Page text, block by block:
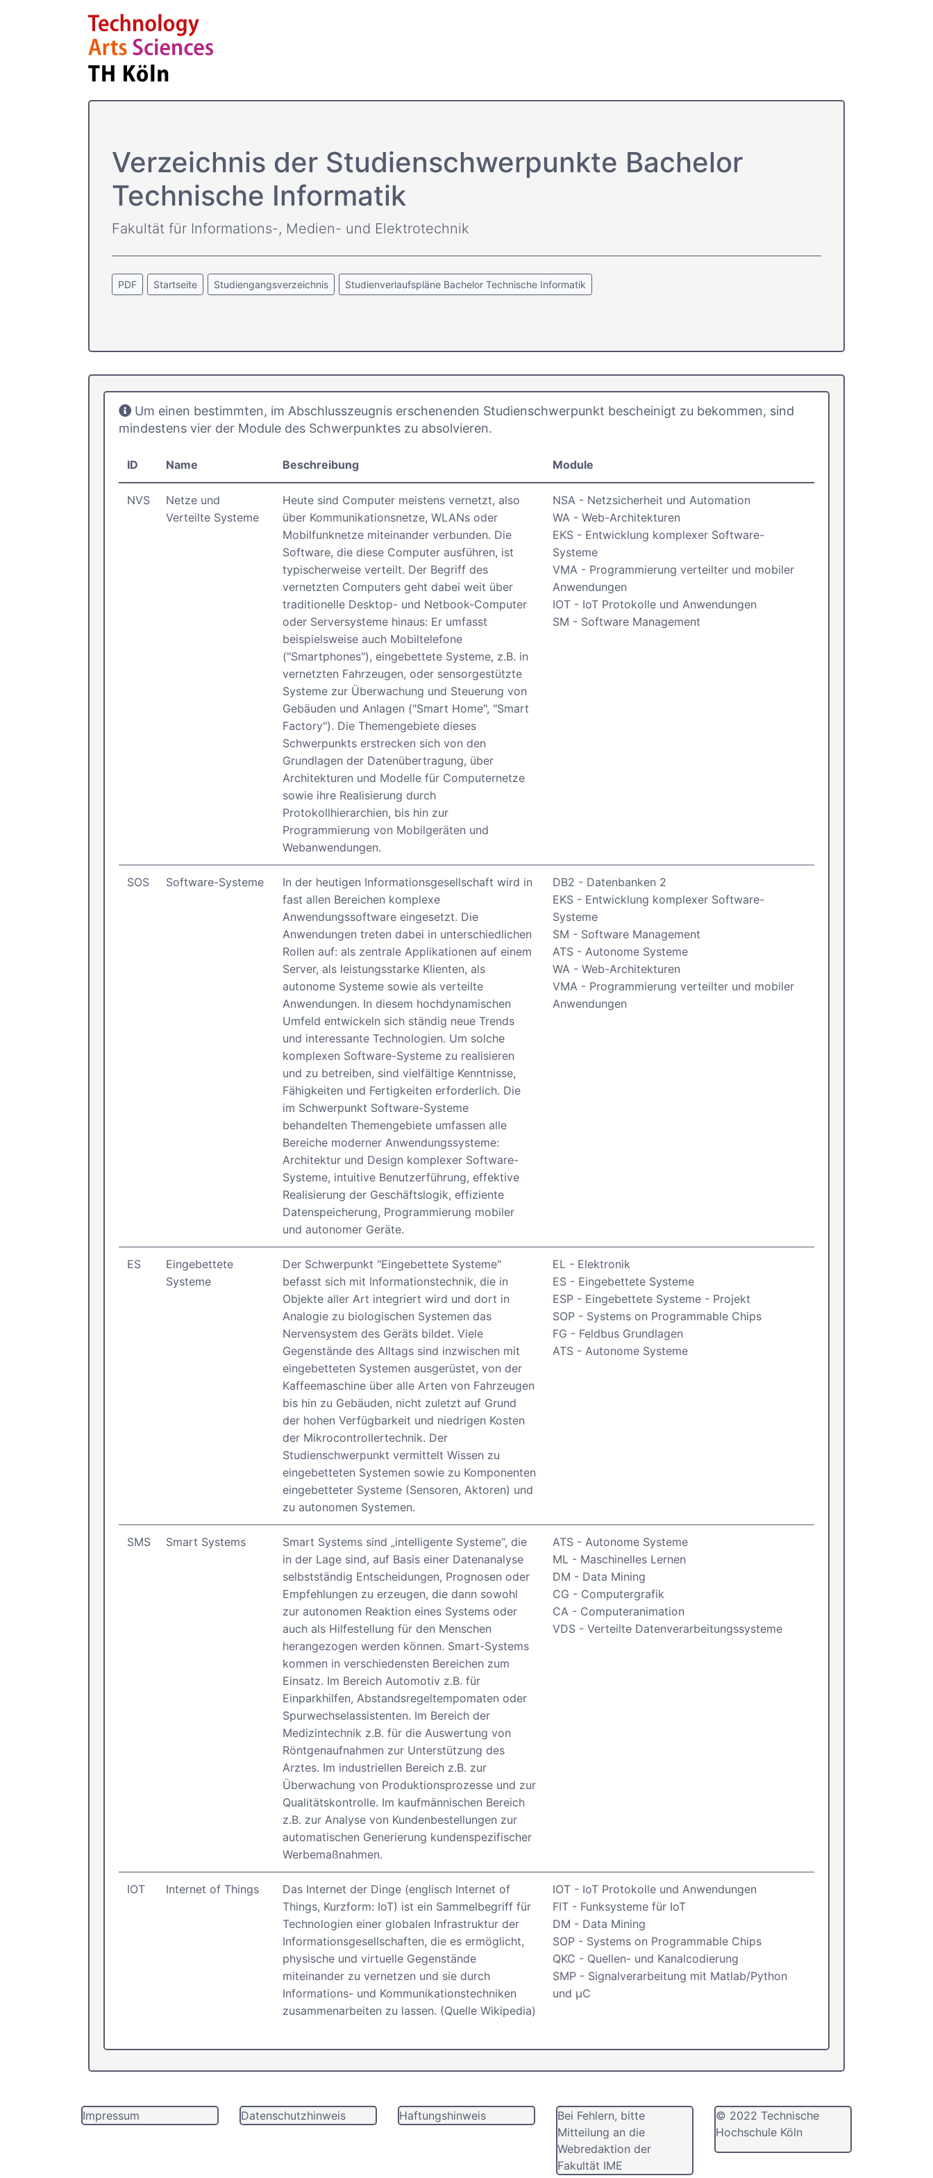
Verzeichnis der Studienschwerpunkte Bachelor
Technische Informatik
Fakultät für Informations-, Medien- und Elektrotechnik
PDF Startseite Studiengangsverzeichnis Studienverlaufspläne Bachelor Technische Informatik
Um einen bestimmten, im Abschlusszeugnis erschenenden Studienschwerpunkt bescheinigt zu bekommen, sind
mindestens vier der Module des Schwerpunktes zu absolvieren.
ID Name Beschreibung Module
NVS
Netze und
Verteilte Systeme
Heute sind Computer meistens vernetzt, also
über Kommunikationsnetze, WLANs oder
Mobilfunknetze miteinander verbunden. Die
Software, die diese Computer ausführen, ist
typischerweise verteilt. Der Begriff des
vernetzten Computers geht dabei weit über
traditionelle Desktop- und Netbook-Computer
oder Serversysteme hinaus: Er umfasst
beispielsweise auch Mobiltelefone
("Smartphones"), eingebettete Systeme, z.B. in
vernetzten Fahrzeugen, oder sensorgestützte
Systeme zur Überwachung und Steuerung von
Gebäuden und Anlagen ("Smart Home", "Smart
Factory"). Die Themengebiete dieses
Schwerpunkts erstrecken sich von den
Grundlagen der Datenübertragung, über
Architekturen und Modelle für Computernetze
sowie ihre Realisierung durch
Protokollhierarchien, bis hin zur
Programmierung von Mobilgeräten und
Webanwendungen.
NSA - Netzsicherheit und Automation
WA - Web-Architekturen
EKS - Entwicklung komplexer Software-
Systeme
VMA - Programmierung verteilter und mobiler
Anwendungen
IOT - IoT Protokolle und Anwendungen
SM - Software Management
SOS Software-Systeme
In der heutigen Informationsgesellschaft wird in
fast allen Bereichen komplexe
Anwendungssoftware eingesetzt. Die
Anwendungen treten dabei in unterschiedlichen
Rollen auf: als zentrale Applikationen auf einem
Server, als leistungsstarke Klienten, als
autonome Systeme sowie als verteilte
Anwendungen. In diesem hochdynamischen
Umfeld entwickeln sich ständig neue Trends
und interessante Technologien. Um solche
komplexen Software-Systeme zu realisieren
und zu betreiben, sind vielfältige Kenntnisse,
Fähigkeiten und Fertigkeiten erforderlich. Die
im Schwerpunkt Software-Systeme
behandelten Themengebiete umfassen alle
Bereiche moderner Anwendungssysteme:
Architektur und Design komplexer Software-
Systeme, intuitive Benutzerführung, effektive
Realisierung der Geschäftslogik, effiziente
Datenspeicherung, Programmierung mobiler
und autonomer Geräte.
DB2 - Datenbanken 2
EKS - Entwicklung komplexer Software-
Systeme
SM - Software Management
ATS - Autonome Systeme
WA - Web-Architekturen
VMA - Programmierung verteilter und mobiler
Anwendungen
ES
Eingebettete
Systeme
Der Schwerpunkt "Eingebettete Systeme"
befasst sich mit Informationstechnik, die in
Objekte aller Art integriert wird und dort in
Analogie zu biologischen Systemen das
Nervensystem des Geräts bildet. Viele
Gegenstände des Alltags sind inzwischen mit
eingebetteten Systemen ausgerüstet, von der
Kaffeemaschine über alle Arten von Fahrzeugen
bis hin zu Gebäuden, nicht zuletzt auf Grund
der hohen Verfügbarkeit und niedrigen Kosten
der Mikrocontrollertechnik. Der
Studienschwerpunkt vermittelt Wissen zu
eingebetteten Systemen sowie zu Komponenten
eingebetteter Systeme (Sensoren, Aktoren) und
zu autonomen Systemen.
EL - Elektronik
ES - Eingebettete Systeme
ESP - Eingebettete Systeme - Projekt
SOP - Systems on Programmable Chips
FG - Feldbus Grundlagen
ATS - Autonome Systeme
SMS Smart Systems
Smart Systems sind „intelligente Systeme“, die
in der Lage sind, auf Basis einer Datenanalyse
selbstständig Entscheidungen, Prognosen oder
Empfehlungen zu erzeugen, die dann sowohl
zur autonomen Reaktion eines Systems oder
auch als Hilfestellung für den Menschen
herangezogen werden können. Smart-Systems
kommen in verschiedensten Bereichen zum
Einsatz. Im Bereich Automotiv z.B. für
Einparkhilfen, Abstandsregeltempomaten oder
Spurwechselassistenten. Im Bereich der
Medizintechnik z.B. für die Auswertung von
Röntgenaufnahmen zur Unterstützung des
Arztes. Im industriellen Bereich z.B. zur
Überwachung von Produktionsprozesse und zur
Qualitätskontrolle. Im kaufmännischen Bereich
z.B. zur Analyse von Kundenbestellungen zur
automatischen Generierung kundenspezifischer
Werbemaßnahmen.
ATS - Autonome Systeme
ML - Maschinelles Lernen
DM - Data Mining
CG - Computergrafik
CA - Computeranimation
VDS - Verteilte Datenverarbeitungssysteme
IOT Internet of Things
Das Internet der Dinge (englisch Internet of
Things, Kurzform: IoT) ist ein Sammelbegriff für
Technologien einer globalen Infrastruktur der
Informationsgesellschaften, die es ermöglicht,
physische und virtuelle Gegenstände
miteinander zu vernetzen und sie durch
Informations- und Kommunikationstechniken
zusammenarbeiten zu lassen. (Quelle Wikipedia)
IOT - IoT Protokolle und Anwendungen
FIT - Funksysteme für IoT
DM - Data Mining
SOP - Systems on Programmable Chips
QKC - Quellen- und Kanalcodierung
SMP - Signalverarbeitung mit Matlab/Python
und µC
Impressum Datenschutzhinweis Haftungshinweis
Bei Fehlern, bitte
Mitteilung an die
Webredaktion der
Fakultät IME
© 2022 Technische
Hochschule Köln